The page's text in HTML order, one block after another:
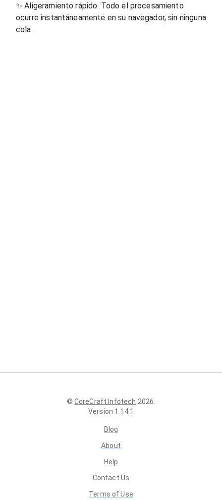
✨Aligeramiento rápido. Todo el procesamiento
ocurre instantáneamente en su navegador, sin ninguna
cola.
© CoreCraft Infotech 2026
Version 1.14.1
Blog
About
Help
Contact Us
Terms of Use